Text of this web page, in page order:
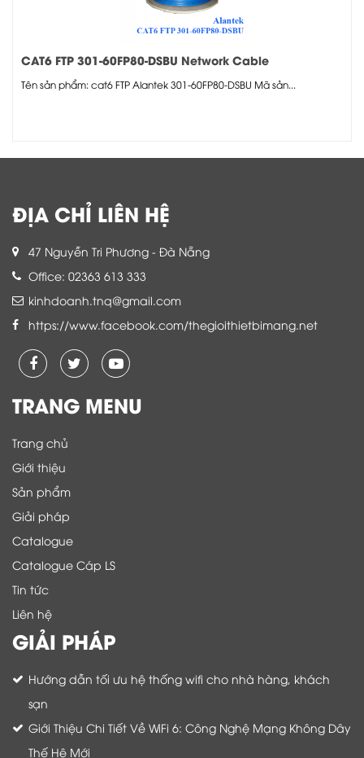
CAT6 FTP 301-60FP80-DSBU Network Cable
Tên sản phẩm: cat6 FTP Alantek 301-60FP80-DSBU Mã sản...
ĐỊA CHỈ LIÊN HỆ
47 Nguyễn Tri Phương - Đà Nẵng
Office: 02363 613 333
kinhdoanh.tnq@gmail.com
https://www.facebook.com/thegioithietbimang.net
TRANG MENU
Trang chủ
Giới thiệu
Sản phẩm
Giải pháp
Catalogue
Catalogue Cáp LS
Tin tức
Liên hệ
GIẢI PHÁP
Hướng dẫn tối ưu hệ thống wifi cho nhà hàng, khách
sạn
Giới Thiệu Chi Tiết Về WiFi 6: Công Nghệ Mạng Không Dây
Thế Hệ Mới